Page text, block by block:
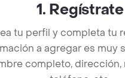
1. Regístrate
tu perfil y completa tu
a agregar es muy
completo, dirección,